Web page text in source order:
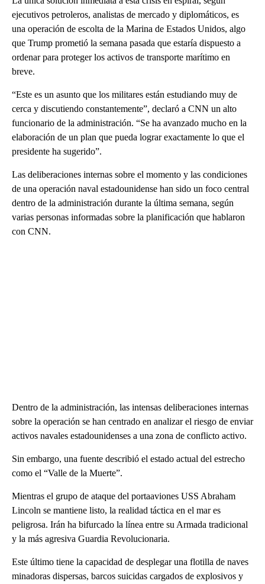
ejecutivos petroleros, analistas de mercado y diplomáticos, es
una operación de escolta de la Marina de Estados Unidos, algo
que Trump prometió la semana pasada que estaría dispuesto a
ordenar para proteger los activos de transporte marítimo en
breve.
“Este es un asunto que los militares están estudiando muy de
cerca y discutiendo constantemente”, declaró a CNN un alto
funcionario de la administración. “Se ha avanzado mucho en la
elaboración de un plan que pueda lograr exactamente lo que el
presidente ha sugerido”.
Las deliberaciones internas sobre el momento y las condiciones
de una operación naval estadounidense han sido un foco central
dentro de la administración durante la última semana, según
varias personas informadas sobre la planificación que hablaron
con CNN.
Dentro de la administración, las intensas deliberaciones internas
sobre la operación se han centrado en analizar el riesgo de enviar
activos navales estadounidenses a una zona de conflicto activo.
Sin embargo, una fuente describió el estado actual del estrecho
como el “Valle de la Muerte”.
Mientras el grupo de ataque del portaaviones USS Abraham
Lincoln se mantiene listo, la realidad táctica en el mar es
peligrosa. Irán ha bifurcado la línea entre su Armada tradicional
y la más agresiva Guardia Revolucionaria.
Este último tiene la capacidad de desplegar una flotilla de naves
minadoras dispersas, barcos suicidas cargados de explosivos y